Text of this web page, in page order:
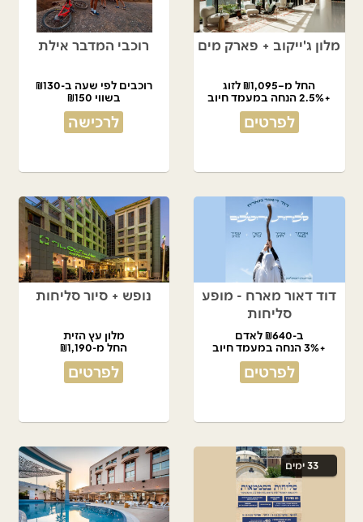
מלון ג'ייקוב + פארק מים
החל מ–₪1,095 לזוג
+2.5% הנחה במעמד חיוב
לפרטים
רוכבי המדבר אילת
רוכבים לפי שעה ב-₪130
בשווי ₪150
לרכישה
דוד דאור מארח - מופע
סליחות
ב-₪640 לאדם
+3% הנחה במעמד חיוב
לפרטים
נופש + סיור סליחות
מלון עץ הזית
החל מ-₪1,190
לפרטים
33 ימים